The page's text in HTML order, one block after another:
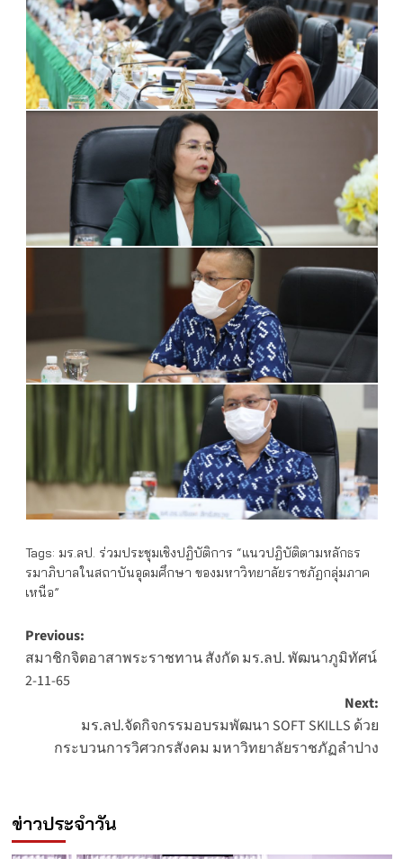
Tags: มร.ลป. ร่วมประชุมเชิงปฏิบัติการ “แนวปฏิบัติตามหลักธร
รมาภิบาลในสถาบันอุดมศึกษา ของมหาวิทยาลัยราชภัฏกลุ่มภาค
เหนือ”
Post
navigation
Previous:
สมาชิกจิตอาสาพระราชทาน สังกัด มร.ลป. พัฒนาภูมิทัศน์
2-11-65
Next:
มร.ลป.จัดกิจกรรมอบรมพัฒนา SOFT SKILLS ด้วย
กระบวนการวิศวกรสังคม มหาวิทยาลัยราชภัฏลำปาง
ข่าวประจำวัน